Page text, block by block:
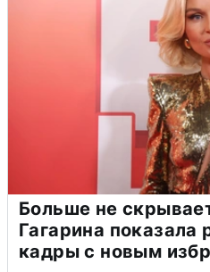
Больше не
Гагарина показала
кадры с новым